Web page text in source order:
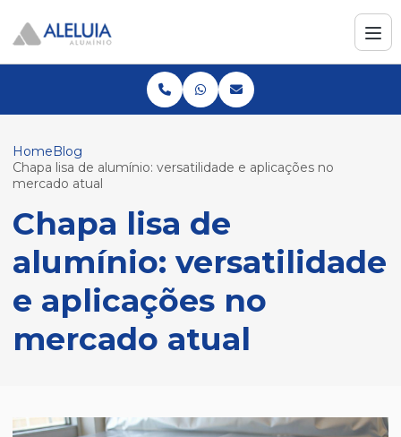
HomeBlog
Chapa lisa de alumínio: versatilidade e aplicações no
mercado atual
Chapa lisa de
alumínio: versatilidade
e aplicações no
mercado atual